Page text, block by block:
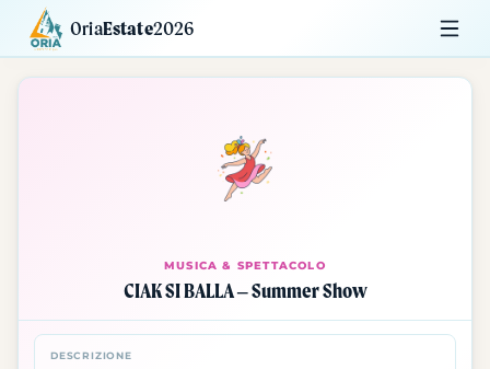
OriaEstate2026
Calendario Mostre Siti da Visitare
MUSICA & SPETTACOLO
CIAK SI BALLA – Summer Show
DESCRIZIONE